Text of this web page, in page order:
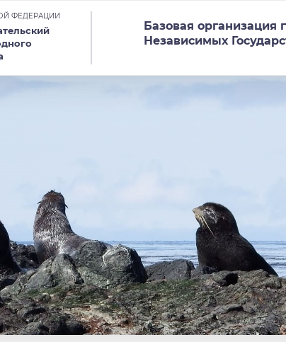
ФЕДЕРАЦИИ
Базовая организация
Независимых